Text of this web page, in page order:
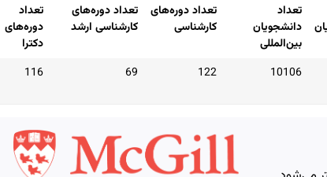
تعداد
دانشجویان
بین‌المللی
تعداد دوره‌های
کارشناسی
تعداد دوره‌های
کارشناسی ارشد
تعداد
دوره‌های
دکترا
10106
122
69
116